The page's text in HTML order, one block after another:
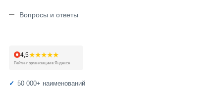
Вопросы и ответы
4,5★★★★★
Рейтинг организации в Яндексе
50 000+ наименований